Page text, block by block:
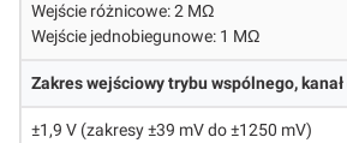
Wejście różnicowe: 2 MΩ
Wejście jednobiegunowe: 1 MΩ
Zakres wejściowy trybu wspólnego,
±1,9 V (zakresy ±39 mV do ±1250 mV)